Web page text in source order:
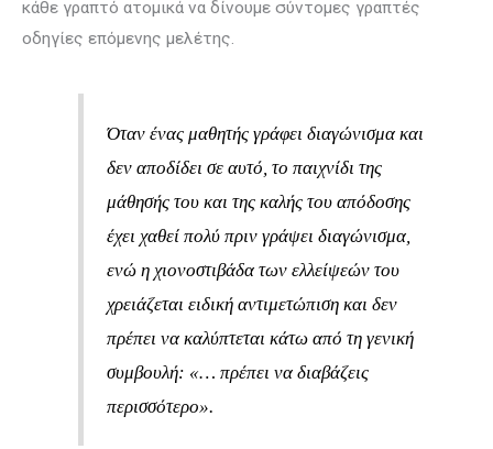
κάθε γραπτό ατομικά να δίνουμε σύντομες γραπτές
οδηγίες επόμενης μελέτης.
Όταν ένας μαθητής γράφει διαγώνισμα και
δεν αποδίδει σε αυτό, το παιχνίδι της
μάθησής του και της καλής του απόδοσης
έχει χαθεί πολύ πριν γράψει διαγώνισμα,
ενώ η χιονοστιβάδα των ελλείψεών του
χρειάζεται ειδική αντιμετώπιση και δεν
πρέπει να καλύπτεται κάτω από τη γενική
συμβουλή: «… πρέπει να διαβάζεις
περισσότερο».